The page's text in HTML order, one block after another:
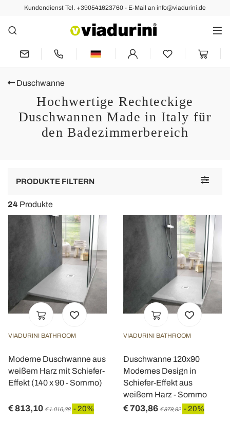
Kundendienst Tel. +390541623760 - E-Mail an info@viadurini.de
Duschwanne
Hochwertige Rechteckige
Duschwannen Made in Italy für
den Badezimmerbereich
Toggle
PRODUKTE FILTERN
24 Produkte
VIADURINI BATHROOM
Moderne Duschwanne aus
weißem Harz mit Schiefer-
Effekt (140 x 90 - Sommo)
€ 813,10 € 1.016,38 - 20%
VIADURINI BATHROOM
Duschwanne 120x90
Modernes Design in
Schiefer-Effekt aus
weißem Harz - Sommo
€ 703,86 € 879,82 - 20%